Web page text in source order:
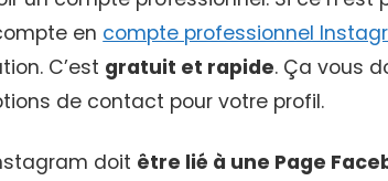
en compte professionnel
C’est gratuit et rapide. Ça vous
de contact pour votre profil.
doit être lié à une Page